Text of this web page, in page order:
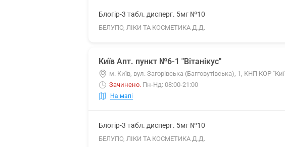
Блогір-3 табл. дисперг. 5мг №10
БЕЛУПО, ЛІКИ ТА КОСМЕТИКА Д.Д.
Київ Апт. пункт №6-1 "Вітанікус"
м. Київ, вул. Загорівська (Багговутівська), 1, КНП КОР
Зачинено. Пн-Нд: 08:00-21:00
На мапі
Блогір-3 табл. дисперг. 5мг №10
БЕЛУПО, ЛІКИ ТА КОСМЕТИКА Д.Д.